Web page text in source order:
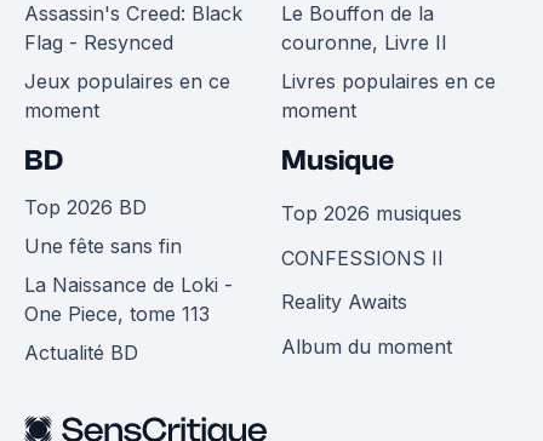
Assassin's Creed: Black
Flag - Resynced
Jeux populaires en ce
moment
Le Bouffon de la
couronne, Livre II
Livres populaires en ce
moment
BD
Top 2026 BD
Une fête sans fin
La Naissance de Loki -
One Piece, tome 113
Actualité BD
Musique
Top 2026 musiques
CONFESSIONS II
Reality Awaits
Album du moment